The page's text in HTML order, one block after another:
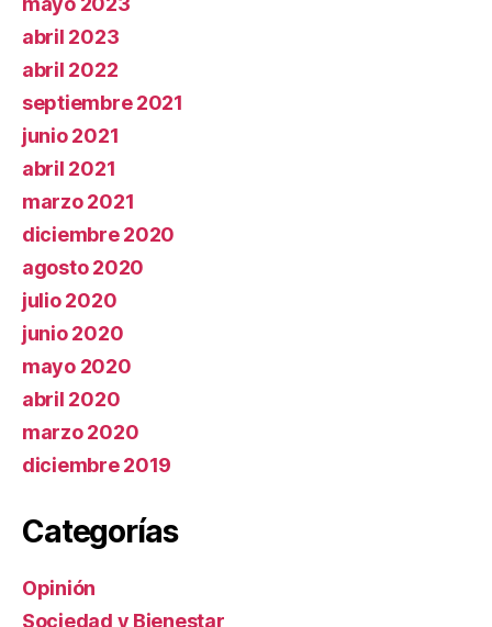
abril 2023
abril 2022
septiembre 2021
junio 2021
abril 2021
marzo 2021
diciembre 2020
agosto 2020
julio 2020
junio 2020
mayo 2020
abril 2020
marzo 2020
diciembre 2019
Categorías
Opinión
Sociedad y Bienestar